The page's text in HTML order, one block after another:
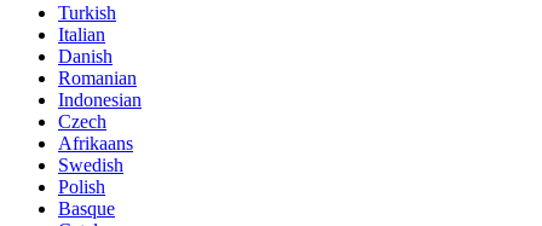
Turkish
Italian
Danish
Romanian
Indonesian
Czech
Afrikaans
Swedish
Polish
Basque